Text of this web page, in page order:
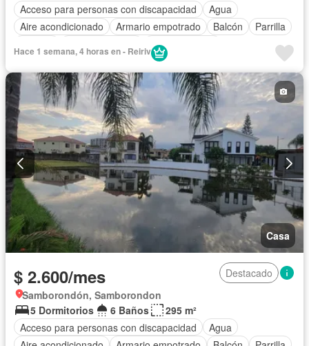
Acceso para personas con discapacidad
Agua
Aire acondicionado
Armario empotrado Balcón
Parrilla
Cocina integral
Cuarto de servicio
Estacionamiento
Gas natural
Gimnasio
Garita de guardianía
Jacuzzi Jardín Patio
Piscina
Sauna
Seguridad Terraza
Vista panorámica
Parcialmente amoblado
Hace 1 semana, 4 horas en - Reiriv
Casa
$ 2.600/mes
Destacado
Samborondón, Samborondon
5 Dormitorios
6 Baños
295 m²
Acceso para personas con discapacidad
Agua